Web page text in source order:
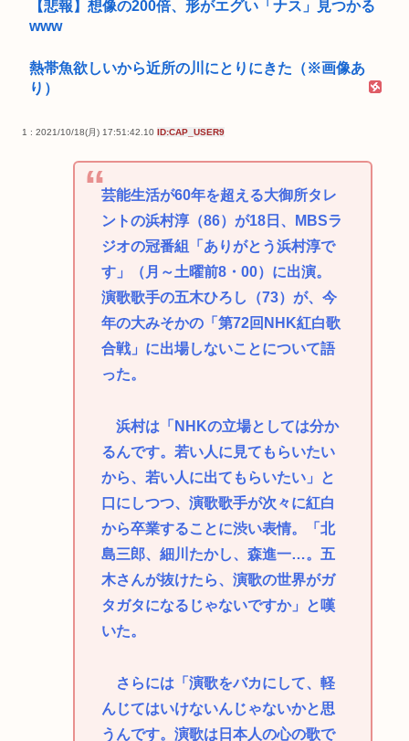
【悲報】想像の200倍、形がエグい「ナス」見つかる
www
熱帯魚欲しいから近所の川にとりにきた（※画像あ
り）
1 : 2021/10/18(月) 17:51:42.10 ID:CAP_USER9
芸能生活が60年を超える大御所タレ
ントの浜村淳（86）が18日、MBSラ
ジオの冠番組「ありがとう浜村淳で
す」（月～土曜前8・00）に出演。
演歌歌手の五木ひろし（73）が、今
年の大みそかの「第72回NHK紅白歌
合戦」に出場しないことについて語
った。
浜村は「NHKの立場としては分か
るんです。若い人に見てもらいたい
から、若い人に出てもらいたい」と
口にしつつ、演歌歌手が次々に紅白
から卒業することに渋い表情。「北
島三郎、細川たかし、森進一…。五
木さんが抜けたら、演歌の世界がガ
タガタになるじゃないですか」と嘆
いた。
さらには「演歌をバカにして、軽
んじてはいけないんじゃないかと思
うんです。演歌は日本人の心の歌で